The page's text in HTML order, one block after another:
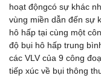
hoạt độngcó sự khác
vùng miền dẫn đến sự
hô hấp tại cùng một
độ bụi hô hấp trung
các VLV của 9 công
tiếp xúc về bụi thông